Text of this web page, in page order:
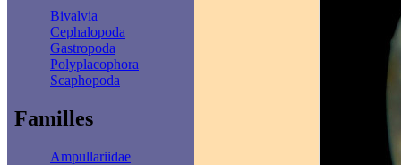
Bivalvia
Cephalopoda
Gastropoda
Polyplacophora
Scaphopoda
Familles
Ampullariidae